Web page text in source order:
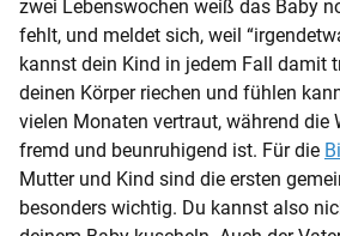
zwei Lebenswochen weiß das Baby
fehlt, und meldet sich, weil
kannst dein Kind in jedem Fall damit
deinen Körper riechen und fühlen
vielen Monaten vertraut, während die
fremd und beunruhigend ist. Für die
Mutter und Kind sind die ersten
besonders wichtig. Du kannst also